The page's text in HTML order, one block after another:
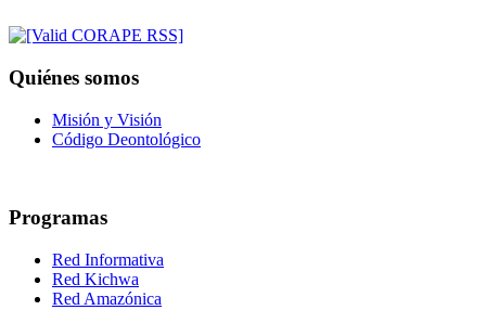
Quiénes somos
Misión y Visión
Código Deontológico
Programas
Red Informativa
Red Kichwa
Red Amazónica